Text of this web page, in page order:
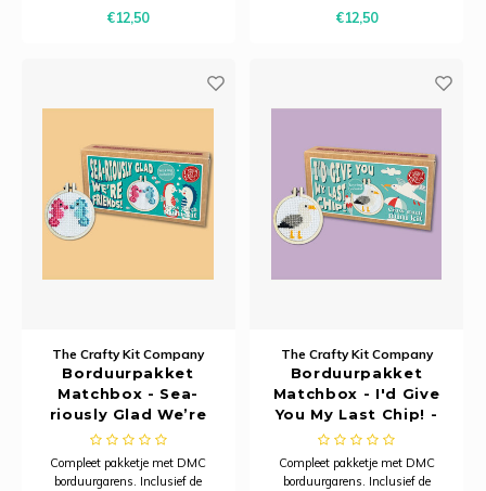
kartonnen verpakking en is
€12,50
kartonnen verpakking en is
€12,50
The Crafty Kit Company
Borduurpakket
Matchbox - Sea-
riously Glad We’re
Friends! - The Crafty
Kit Company
Compleet pakketje met DMC
borduurgarens. Inclusief de
The Crafty Kit Company
Borduurpakket
Matchbox - I'd Give
You My Last Chip! -
The Crafty Kit
Company
Compleet pakketje met DMC
borduurgarens. Inclusief de